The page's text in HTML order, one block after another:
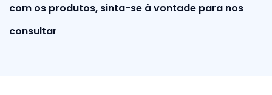
com os produtos, sinta-se à vontade para nos
consultar